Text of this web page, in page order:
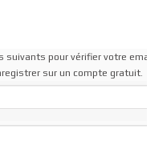
suivants pour vérifier votre email
sur un compte gratuit.